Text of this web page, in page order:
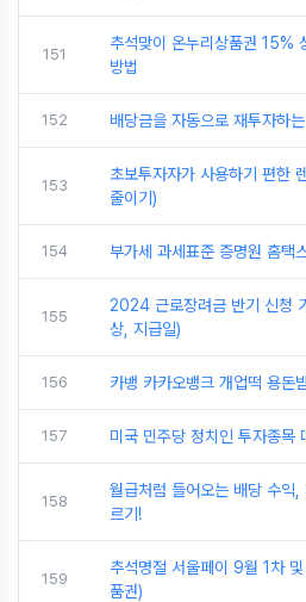
151
추석맞이 온누리상품권 15%
방법
152 배당금을 자동으로 재투자
153
초보투자자가 사용하기 편한
줄이기)
154 부가세 과세표준 증명원 홈택
155
2024 근로장려금 반기 신청
상, 지급일)
156 카뱅 카카오뱅크 개업떡 용
157 미국 민주당 정치인 투자종목
158
월급처럼 들어오는 배당 수익
르기!
159
추석명절 서울페이 9월 1차
품권)